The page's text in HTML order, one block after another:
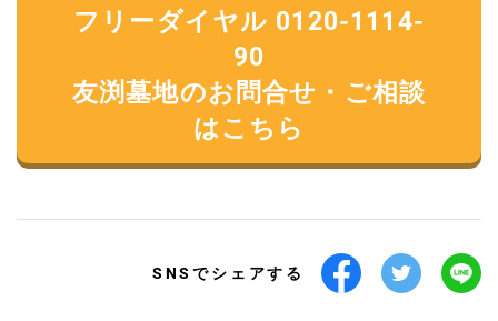
フリーダイヤル 0120-1114-
90
友渕墓地のお問合せ・ご相談
はこちら
SNSでシェアする